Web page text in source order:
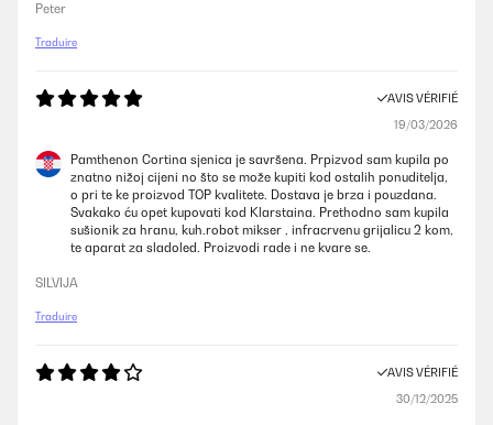
Peter
Traduire
AVIS VÉRIFIÉ
19/03/2026
Pamthenon Cortina sjenica je savršena. Prpizvod sam kupila po
znatno nižoj cijeni no što se može kupiti kod ostalih ponuditelja,
o pri te ke proizvod TOP kvalitete. Dostava je brza i pouzdana.
Svakako ću opet kupovati kod Klarstaina. Prethodno sam kupila
sušionik za hranu, kuh.robot mikser , infracrvenu grijalicu 2 kom,
te aparat za sladoled. Proizvodi rade i ne kvare se.
SILVIJA
Traduire
AVIS VÉRIFIÉ
30/12/2025